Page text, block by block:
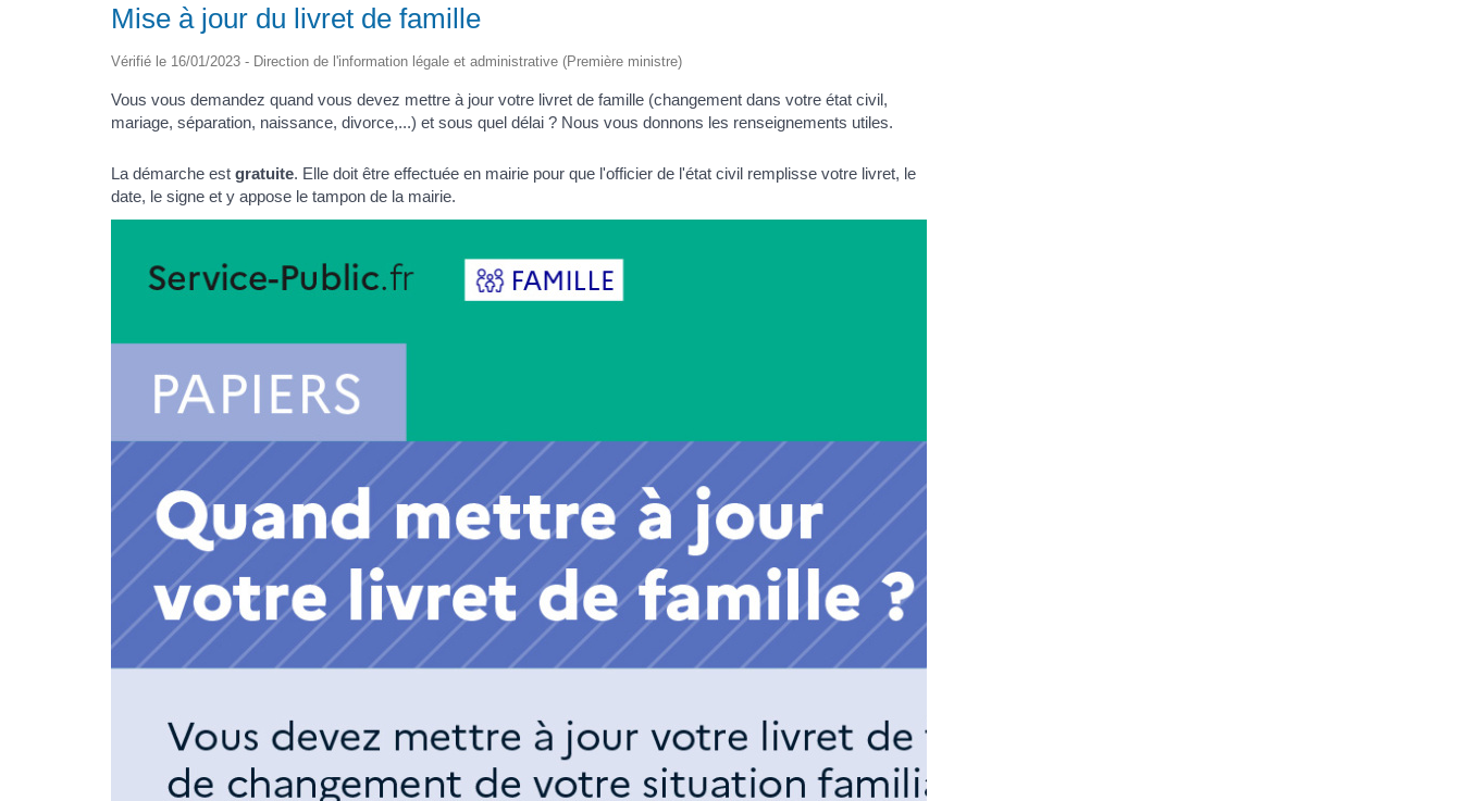
Mise à jour du livret de famille
Vérifié le 16/01/2023 - Direction de l'information légale et administrative (Première ministre)
Vous vous demandez quand vous devez mettre à jour votre livret de famille (changement dans votre état civil,
mariage, séparation, naissance, divorce,...) et sous quel délai ? Nous vous donnons les renseignements utiles.
La démarche est gratuite. Elle doit être effectuée en mairie pour que l'officier de l'état civil remplisse votre livret, le
date, le signe et y appose le tampon de la mairie.